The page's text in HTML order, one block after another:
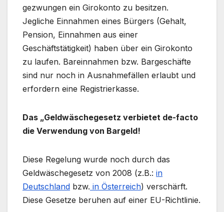
gezwungen ein Girokonto zu besitzen.
Jegliche Einnahmen eines Bürgers (Gehalt,
Pension, Einnahmen aus einer
Geschäftstätigkeit) haben über ein Girokonto
zu laufen. Bareinnahmen bzw. Bargeschäfte
sind nur noch in Ausnahmefällen erlaubt und
erfordern eine Registrierkasse.
Das „Geldwäschegesetz verbietet de-facto
die Verwendung von Bargeld!
Diese Regelung wurde noch durch das
Geldwäschegesetz von 2008 (z.B.: in
Deutschland bzw. in Österreich) verschärft.
Diese Gesetze beruhen auf einer EU-Richtlinie.